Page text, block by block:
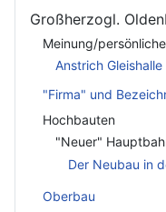
Großherzogl.
Meinung/
Anstrich
"Firma" und
Hochbauten
"Neuer"
Der Neubau in
Oberbau